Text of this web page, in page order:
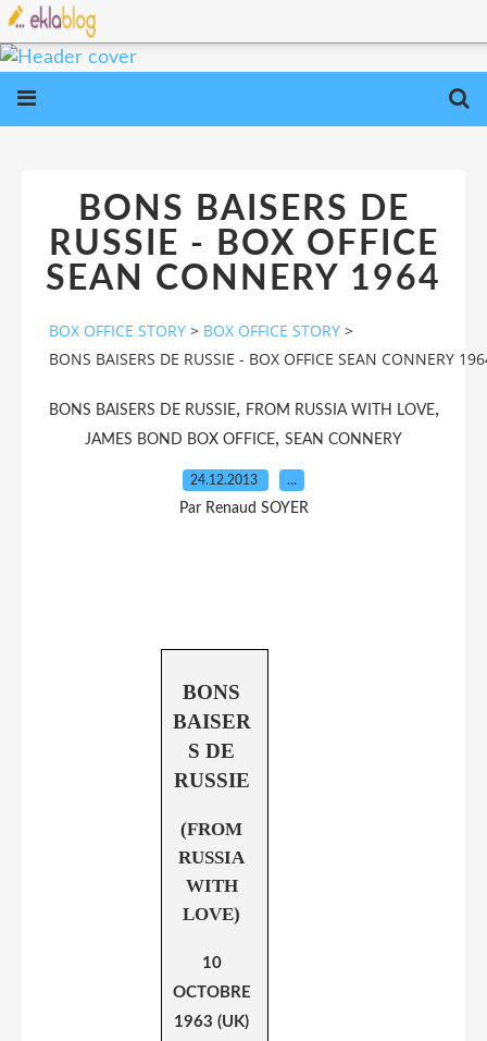
BONS BAISERS DE
RUSSIE - BOX OFFICE
SEAN CONNERY 1964
BOX OFFICE STORY > BOX OFFICE STORY >
BONS BAISERS DE RUSSIE - BOX OFFICE SEAN CONNERY
BONS BAISERS DE RUSSIE, FROM RUSSIA WITH LOVE,
JAMES BOND BOX OFFICE, SEAN CONNERY
24.12.2013 …
Par Renaud SOYER
BONS
BAISER
S DE
RUSSIE
(FROM
RUSSIA
WITH
LOVE)
10
OCTOBRE
1963 (UK)